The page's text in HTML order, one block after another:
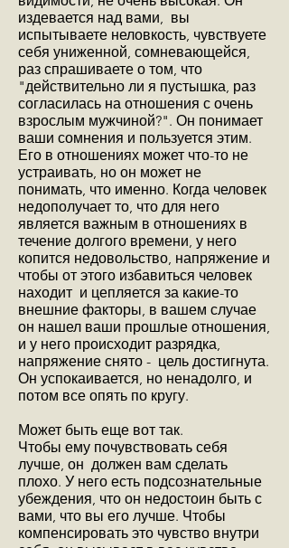
издевается над вами, вы
испытываете неловкость, чувствуете
себя униженной, сомневающейся,
раз спрашиваете о том, что
"действительно ли я пустышка, раз
согласилась на отношения с очень
взрослым мужчиной?". Он понимает
ваши сомнения и пользуется этим.
Его в отношениях может что-то не
устраивать, но он может не
понимать, что именно. Когда человек
недополучает то, что для него
является важным в отношениях в
течение долгого времени, у него
копится недовольство, напряжение и
чтобы от этого избавиться человек
находит и цепляется за какие-то
внешние факторы, в вашем случае
он нашел ваши прошлые отношения,
и у него происходит разрядка,
напряжение снято - цель достигнута.
Он успокаивается, но ненадолго, и
потом все опять по кругу.
Может быть еще вот так.
Чтобы ему почувствовать себя
лучше, он должен вам сделать
плохо. У него есть подсознательные
убеждения, что он недостоин быть с
вами, что вы его лучше. Чтобы
компенсировать это чувство внутри